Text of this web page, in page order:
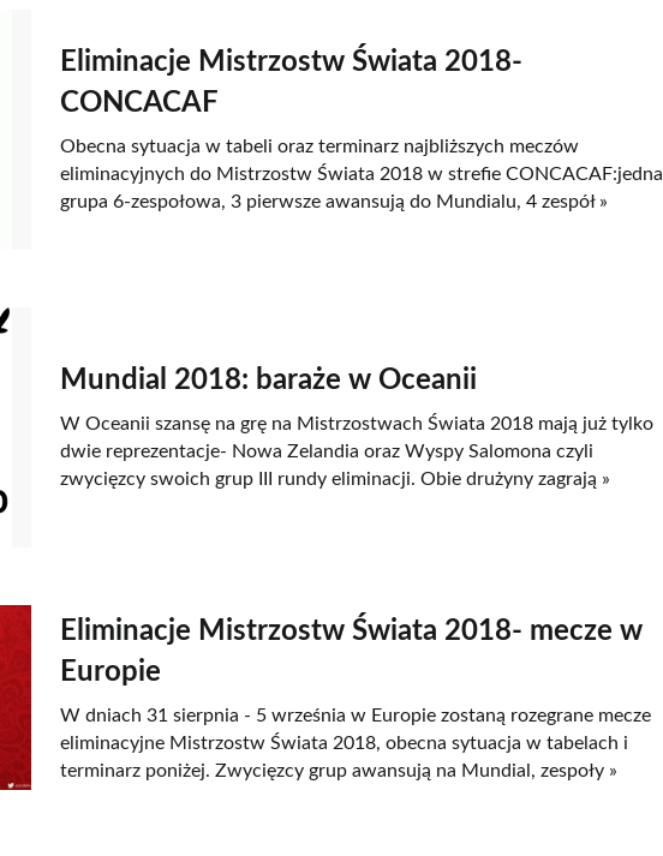
Eliminacje Mistrzostw Świata 2018-
CONCACAF
Obecna sytuacja w tabeli oraz terminarz najbliższych meczów
eliminacyjnych do Mistrzostw Świata 2018 w strefie CONCACAF:jedna
grupa 6-zespołowa, 3 pierwsze awansują do Mundialu, 4 zespół »
Mundial 2018: baraże w Oceanii
W Oceanii szansę na grę na Mistrzostwach Świata 2018 mają już tylko
dwie reprezentacje- Nowa Zelandia oraz Wyspy Salomona czyli
zwycięzcy swoich grup III rundy eliminacji. Obie drużyny zagrają »
Eliminacje Mistrzostw Świata 2018- mecze w
Europie
W dniach 31 sierpnia - 5 września w Europie zostaną rozegrane mecze
eliminacyjne Mistrzostw Świata 2018, obecna sytuacja w tabelach i
terminarz poniżej. Zwycięzcy grup awansują na Mundial, zespoły »